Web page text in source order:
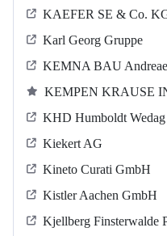
KAEFER SE & Co.
Karl Georg Gruppe
KEMNA BAU
KEMPEN KRAUSE
KHD Humboldt
Kiekert AG
Kineto Curati GmbH
Kistler Aachen GmbH
Kjellberg Finsterwalde